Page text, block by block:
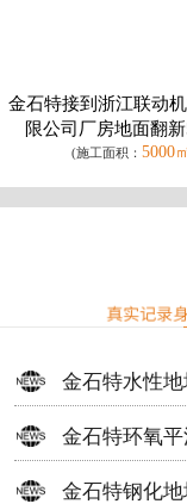
金石特接到浙江联动
限公司厂房地面翻
(施工面积： 5000
金石特水性
案
金石特环氧
选择
金石特钢化